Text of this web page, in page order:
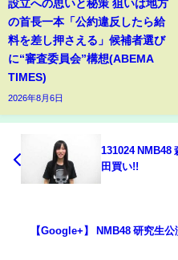
設立への思いと秘策 狙いは地方
の首長一本「公約違反したら給
料を差し押さえる」候補者選び
に“審査委員会”構想(ABEMA
TIMES)
2026年8月6日
131024 NMB48
田買い!!
【Google+】 NMB48 研究生